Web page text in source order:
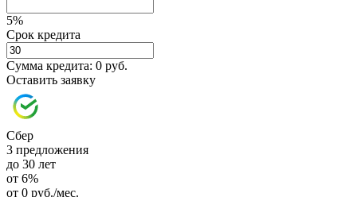
5%
Срок кредита
Сумма кредита: 0 руб.
Оставить заявку
Сбер
3 предложения
до 30 лет
от 6%
от 0 руб./мес.